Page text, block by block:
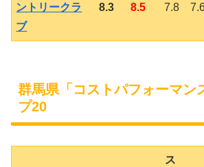
ントリークラ
ブ
8.3 8.5 7.8
群馬県「コストパフォーマン
プ20
ス